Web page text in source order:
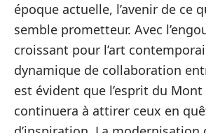
époque actuelle, l’avenir de ce
semble prometteur. Avec
croissant pour l’art
dynamique de collaboration
est évident que l’esprit du Mont
continuera à attirer ceux en